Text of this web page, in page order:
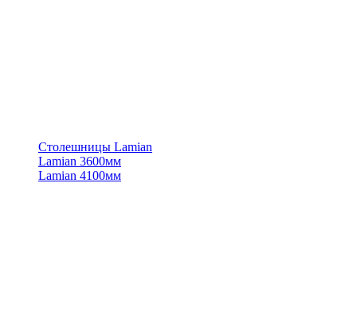
Столешницы Lamian
Lamian 3600мм
Lamian 4100мм